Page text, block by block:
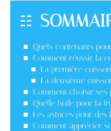
Quels contenants
Comment réussir la
La première cuisson
La deuxième
Comment choisir ses
Quelle huile pour la
Les astuces pour des
Comment apprécier